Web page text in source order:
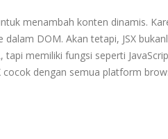
menambah konten dinamis.
DOM. Akan tetapi, JSX
memiliki fungsi seperti
cocok dengan semua platform